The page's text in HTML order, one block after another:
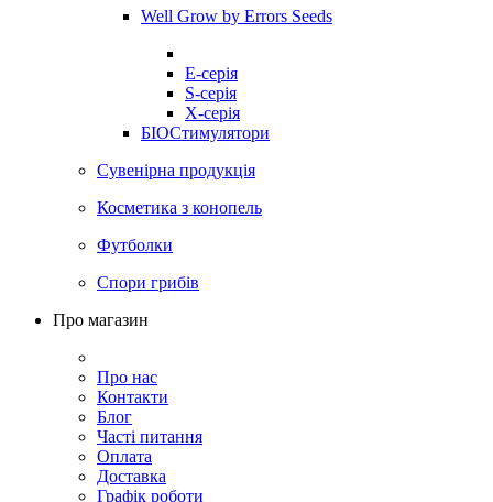
Well Grow by Errors Seeds
E-серія
S-серія
X-серія
БІОСтимулятори
Сувенірна продукція
Косметика з конопель
Футболки
Спори грибів
Про магазин
Про нас
Контакти
Блог
Часті питання
Оплата
Доставка
Графік роботи